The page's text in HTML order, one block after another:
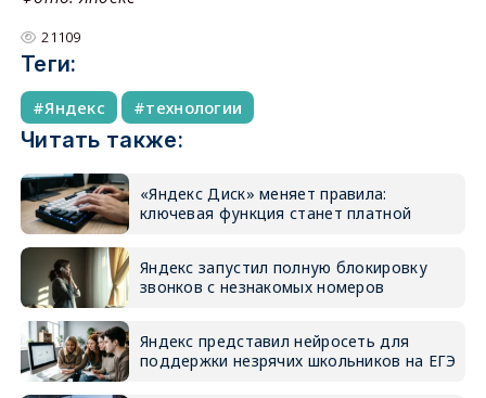
21109
Теги:
Яндекс технологии
Читать также:
«Яндекс Диск» меняет правила:
ключевая функция станет платной
Яндекс запустил полную блокировку
звонков с незнакомых номеров
Яндекс представил нейросеть для
поддержки незрячих школьников на ЕГЭ